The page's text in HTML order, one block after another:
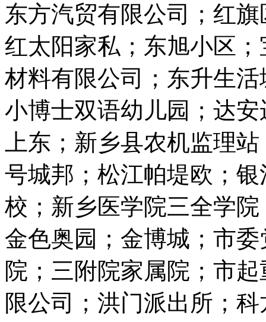
东方汽贸有限公司；红
红太阳家私；东旭小区
材料有限公司；东升生
小博士双语幼儿园；达
上东；新乡县农机监理
号城邦；松江帕堤欧；
校；新乡医学院三全学
金色奥园；金博城；市
院；三附院家属院；市
限公司；洪门派出所；